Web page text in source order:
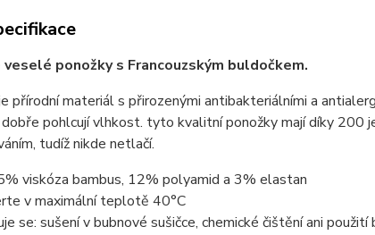
ponožky s Francouzským buldočkem.
přírodní materiál s přirozenými antibakteriálními a
pohlcují vlhkost. tyto kvalitní ponožky mají díky 200
tudíž nikde netlačí.
viskóza bambus, 12% polyamid a 3% elastan
v maximální teplotě 40°C
se: sušení v bubnové sušičce, chemické čištění ani použití